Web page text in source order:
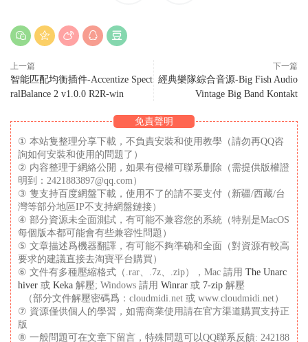
上一篇
智能匹配均衡插件-Accentize Spect
ralBalance 2 v1.0.0 R2R-win
下一篇
經典樂隊綜合音源-Big Fish Audio
Vintage Big Band Kontakt
免責聲明
① 本站隻整理分享下載，不負責安裝和使用教學（請勿再QQ咨
詢如何安裝和使用的問題了）
② 内容整理于網絡公開，如果有侵權可聯系删除（需提供版權證
明到：2421883897@qq.com）
③ 隻支持百度網盤下載，使用不了的請不要支付（新疆/西藏/台
灣等部分地區IP不支持網盤鏈接）
④ 部分資源未全面測試，有可能不兼容您的系統（特别是MacOS
每個版本都可能會有些兼容性問題）
⑤ 文章描述爲機器翻譯，有可能不夠準确和全面（對資源有較高
要求的建議直接去淘寶平台購買）
⑥ 文件有多種壓縮格式（.rar、.7z、.zip），Mac 請用 The Unarc
hiver 或 Keka 解壓; Windows 請用 Winrar 或 7-zip 解壓
（部分文件解壓密碼爲：cloudmidi.net 或 www.cloudmidi.net）
⑦ 資源僅供個人的學習，如需商業使用請在官方渠道購買支持正
版
⑧ 一般問題可在文章下留言，特殊問題可以QQ聯系反饋: 242188